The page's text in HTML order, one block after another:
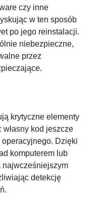
czy inne
w ten sposób
po jego reinstalacji.
niebezpieczne,
przez
krytyczne elementy
kod jeszcze
operacyjnego. Dzięki
komputerem lub
najwcześniejszym
detekcję